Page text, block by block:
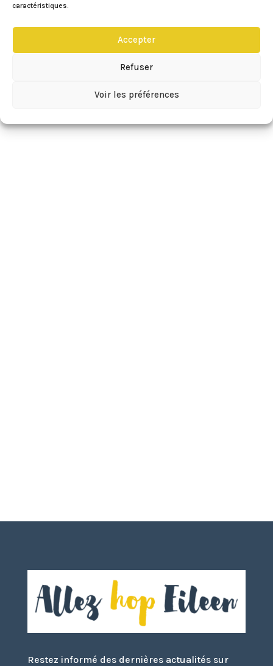
caractéristiques.
Accepter
Refuser
Voir les préférences
Restez informé des dernières actualités sur